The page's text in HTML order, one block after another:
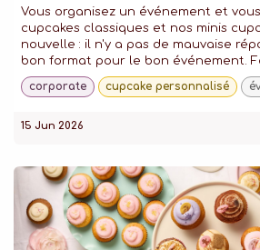
Vous organisez un événement et
cupcakes classiques et nos minis
nouvelle : il n'y a pas de mauvaise
bon format pour le bon événement.
corporate cupcake personnalisé
15 Jun 2026